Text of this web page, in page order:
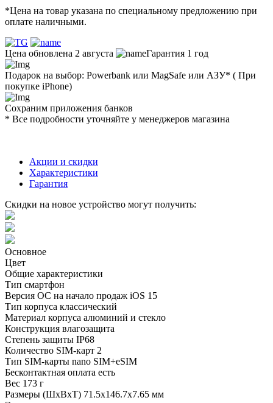
*Цена на товар указана по специальному предложению при
оплате наличными.
Цена обновлена 2 августа Гарантия 1 год
Подарок на выбор: Powerbank или MagSafe или AЗУ* ( При
покупке iPhone)
Сохраним приложения банков
* Все подробности уточняйте у менеджеров магазина
Акции и скидки
Характеристики
Гарантия
Скидки на новое устройство могут получить:
Основное
Цвет
Общие характеристики
Тип смартфон
Версия ОС на начало продаж iOS 15
Тип корпуса классический
Материал корпуса алюминий и стекло
Конструкция влагозащита
Степень защиты IP68
Количество SIM-карт 2
Тип SIM-карты nano SIM+eSIM
Бесконтактная оплата есть
Вес 173 г
Размеры (ШxВxТ) 71.5x146.7x7.65 мм